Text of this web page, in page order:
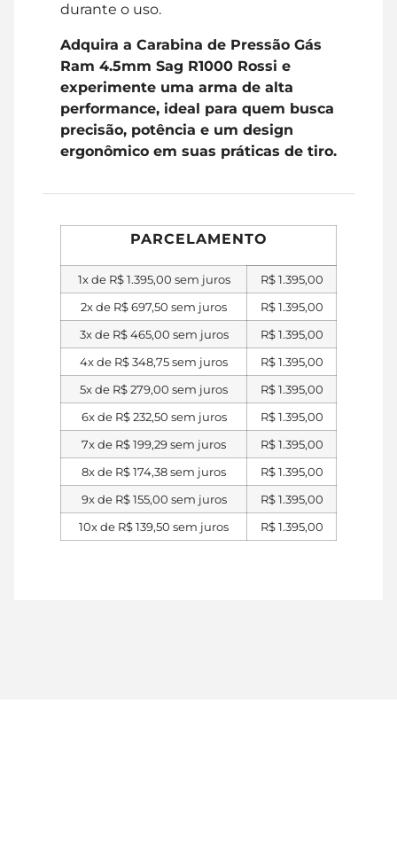
durante o uso.
Adquira a Carabina de Pressão Gás
Ram 4.5mm Sag R1000 Rossi e
experimente uma arma de alta
performance, ideal para quem busca
precisão, potência e um design
ergonômico em suas práticas de tiro.
PARCELAMENTO
1x de R$1.395,00 sem juros R$1.395,00
2x de R$697,50 sem juros R$1.395,00
3x de R$465,00 sem juros R$1.395,00
4x de R$348,75sem juros R$1.395,00
5x de R$279,00 sem juros R$1.395,00
6x de R$232,50 sem juros R$1.395,00
7x de R$199,29sem juros R$1.395,00
8x de R$174,38sem juros R$1.395,00
9x de R$155,00 sem juros R$1.395,00
10x de R$139,50 sem juros R$1.395,00